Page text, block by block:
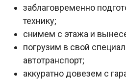
заблаговременно
технику;
снимем с этажа и
погрузим в свой
автотранспорт;
аккуратно довезем с